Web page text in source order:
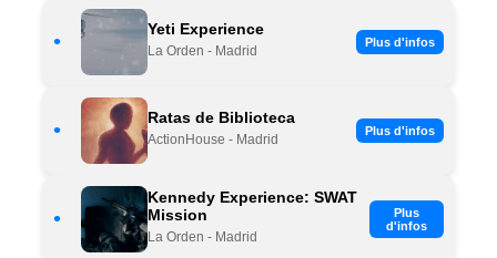
•
Yeti Experience
La Orden - Madrid
Plus d'infos
•
Ratas de Biblioteca
ActionHouse - Madrid
Plus d'infos
•
Kennedy Experience: SWAT
Mission
La Orden - Madrid
Plus
d'infos